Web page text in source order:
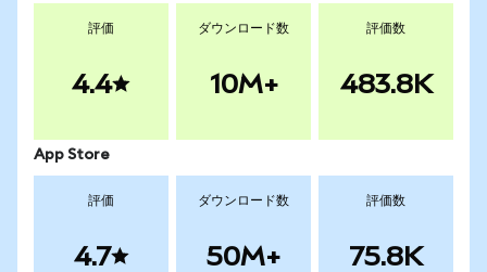
評価
4.4
ダウンロード数
10M+
評価数
483.8K
App Store
評価
4.7
ダウンロード数
50M+
評価数
75.8K